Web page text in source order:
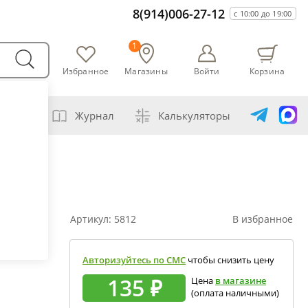
8(914)006-27-12 с 10:00 до 19:00
Избранное Магазины
1
Войти Корзина
Журнал Калькуляторы
перегонка спирта-сырца
сахара глюкозой (декстрозой)
абсолютного спирта и отбора голов
В избранное
Артикул: 5812
Авторизуйтесь по СМС чтобы снизить цену
135 ₽ Цена в магазине
(оплата наличными)